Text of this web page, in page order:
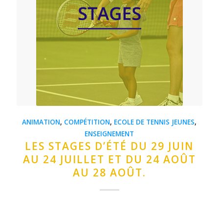
ANIMATION, COMPÉTITION, ECOLE DE TENNIS JEUNES,
ENSEIGNEMENT
LES STAGES D’ÉTÉ DU 29 JUIN
AU 24 JUILLET ET DU 24 AOÛT
AU 28 AOÛT.